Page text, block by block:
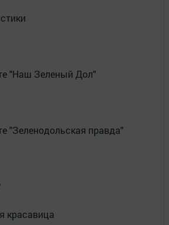
"Наш Зеленый Дол"
"Зеленодольская правда"
красавица